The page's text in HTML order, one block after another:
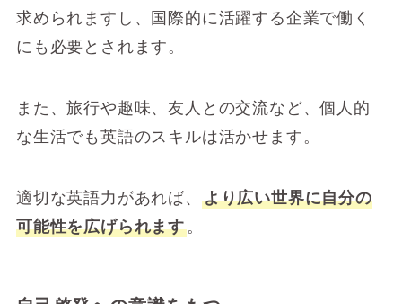
求められますし、国際的に活躍する企業で働く
にも必要とされます。
また、旅行や趣味、友人との交流など、個人的
な生活でも英語のスキルは活かせます。
適切な英語力があれば、 より広い世界に自分の
可能性を広げられます。